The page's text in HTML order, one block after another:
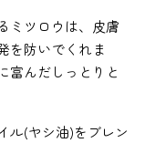
ツロウは、 皮膚
を防いでくれま
富んだしっとりと
ル(ヤシ油)をブレン